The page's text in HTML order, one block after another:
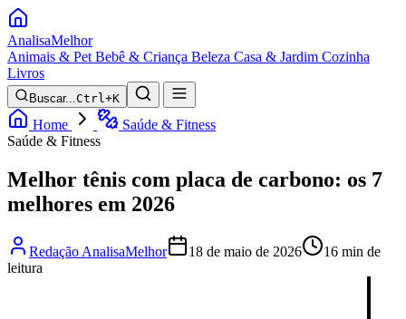
AnalisaMelhor
Animais & Pet Bebê & Criança Beleza Casa & Jardim Cozinha
Livros
Buscar...Ctrl+K
Home
Saúde & Fitness
Saúde & Fitness
Melhor tênis com placa de carbono: os 7
melhores em 2026
Redação AnalisaMelhor 18 de maio de 2026
16 min de
leitura